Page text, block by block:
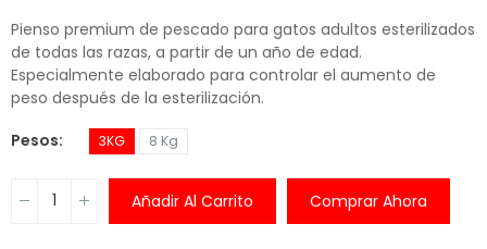
Pienso premium de pescado para gatos adultos esterilizados
de todas las razas, a partir de un año de edad.
Especialmente elaborado para controlar el aumento de
peso después de la esterilización.
Pesos
3KG 8 Kg
Añadir Al Carrito Comprar Ahora